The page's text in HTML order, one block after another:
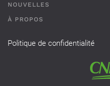
NOUVELLES
À PROPOS
Politique de confidentialité